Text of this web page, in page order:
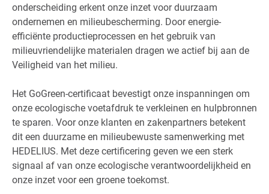
onderscheiding erkent onze inzet voor duurzaam
ondernemen en milieubescherming. Door energie-
efficiënte productieprocessen en het gebruik van
milieuvriendelijke materialen dragen we actief bij aan de
Veiligheid van het milieu.
Het GoGreen-certificaat bevestigt onze inspanningen om
onze ecologische voetafdruk te verkleinen en hulpbronnen
te sparen. Voor onze klanten en zakenpartners betekent
dit een duurzame en milieubewuste samenwerking met
HEDELIUS. Met deze certificering geven we een sterk
signaal af van onze ecologische verantwoordelijkheid en
onze inzet voor een groene toekomst.